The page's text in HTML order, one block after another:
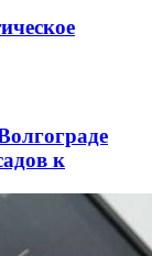
к